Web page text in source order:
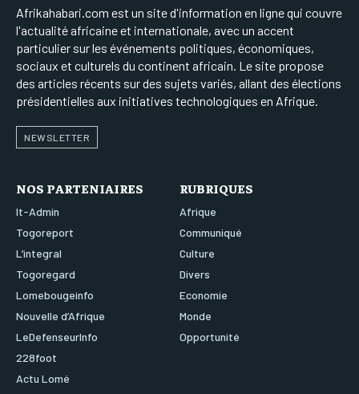
Afrikahabari.com est un site d'information en ligne qui couvre
l'actualité africaine et internationale, avec un accent
particulier sur les événements politiques, économiques,
sociaux et culturels du continent africain. Le site propose
des articles récents sur des sujets variés, allant des élections
présidentielles aux initiatives technologiques en Afrique.
NEWSLETTER
NOS PARTENIAIRES
It-Admin
Togoreport
L’integral
Togoregard
Lomebougeinfo
Nouvelle d’Afrique
LeDefenseurInfo
228foot
Actu Lomé
RUBRIQUES
Afrique
Communiqué
Culture
Divers
Economie
Monde
Opportunité